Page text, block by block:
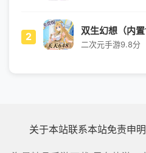
2 双生幻想（内置
二次元手游9.8分
关于本站联系本站免责申明